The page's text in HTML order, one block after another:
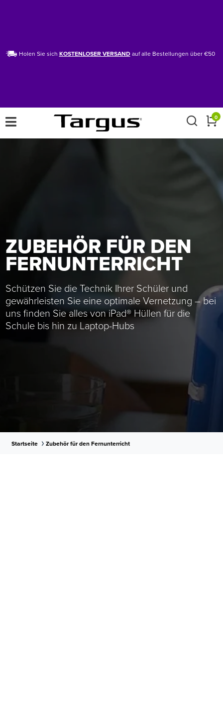
Holen Sie sich KOSTENLOSER VERSAND auf alle Bestellungen über €50
× 0
ZUBEHÖR FÜR DEN
FERNUNTERRICHT
Schützen Sie die Technik Ihrer Schüler und
gewährleisten Sie eine optimale Vernetzung – bei
uns finden Sie alles von iPad® Hüllen für die
Schule bis hin zu Laptop-Hubs
Startseite Zubehör für den Fernunterricht